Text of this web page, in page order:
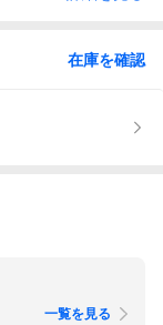
在庫を確認
一覧を見る